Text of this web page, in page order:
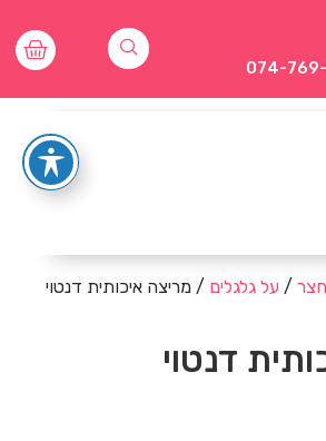
/ על גלגלים / מריצה איכותית דנטוי
דנטוי